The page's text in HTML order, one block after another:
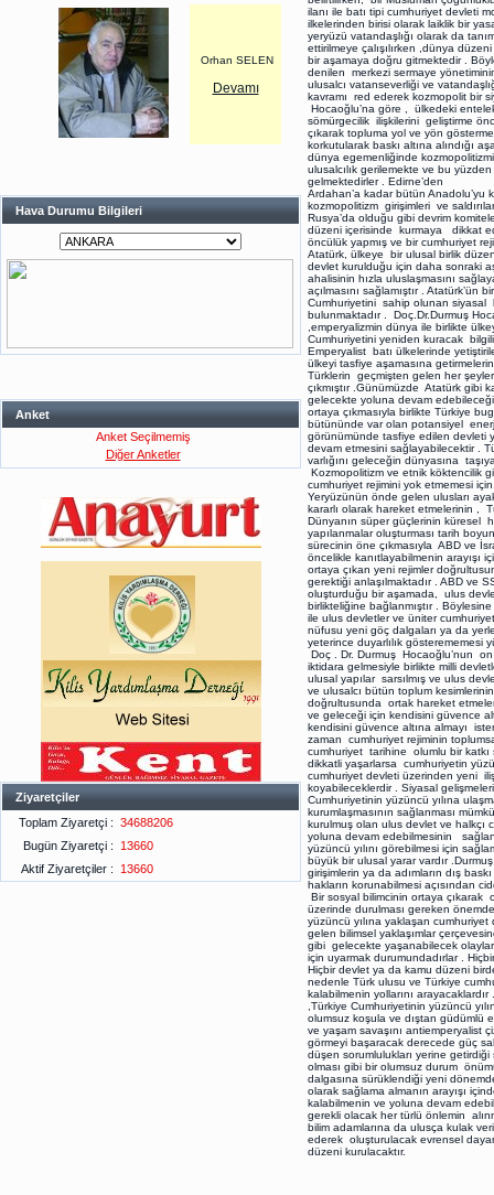
Orhan SELEN
Devamı
Hava Durumu Bilgileri
Anket
Anket Seçilmemiş
Diğer Anketler
Ziyaretçiler
Toplam Ziyaretçi : 34688206
Bugün Ziyaretçi :
13660
Aktif Ziyaretçiler :
13660
ilanı ile batı tipi cumhuriyet devleti
ilkelerinden birisi olarak laiklik bir
yeryüzü vatandaşlığı olarak da
ettirilmeye çalışılırken ,dünya
bir aşamaya doğru gitmektedir .
denilen merkezi sermaye
ulusalcı vatanseverliği ve
kavramı red ederek kozmopolit bir
Hocaoğlu’na göre , ülkedeki
sömürgecilik ilişkilerini geliştirme
çıkarak topluma yol ve yön
korkutularak baskı altına alındığı
dünya egemenliğinde
ulusalcılık gerilemekte ve bu
gelmektedirler . Edirne’den
Ardahan’a kadar bütün
kozmopolitizm girişimleri ve
Rusya’da olduğu gibi devrim
düzeni içerisinde kurmaya dikkat
öncülük yapmış ve bir cumhuriyet
Atatürk, ülkeye bir ulusal birlik
devlet kurulduğu için daha sonraki
ahalisinin hızla uluslaşmasını
açılmasını sağlamıştır .
Cumhuriyetini sahip olunan siyasal
bulunmaktadır . Doç.Dr.Durmuş
,emperyalizmin dünya ile birlikte
Cumhuriyetini yeniden kuracak
Emperyalist batı ülkelerinde
ülkeyi tasfiye aşamasına
Türklerin geçmişten gelen her
çıkmıştır .Günümüzde Atatürk
gelecekte yoluna devam
ortaya çıkmasıyla birlikte Türkiye
bütününde var olan potansiyel
görünümünde tasfiye edilen devleti
devam etmesini sağlayabilecektir .
varlığını geleceğin dünyasına
Kozmopolitizm ve etnik köktencilik
cumhuriyet rejimini yok etmemesi
Yeryüzünün önde gelen ulusları
kararlı olarak hareket etmelerinin ,
Dünyanın süper güçlerinin küresel
yapılanmalar oluşturması tarih
sürecinin öne çıkmasıyla ABD ve
öncelikle kanıtlayabilmenin arayışı
ortaya çıkan yeni rejimler
gerektiği anlaşılmaktadır . ABD ve
oluşturduğu bir aşamada, ulus
birlikteliğine bağlanmıştır .
ile ulus devletler ve üniter
nüfusu yeni göç dalgaları ya da
yeterince duyarlılık
Doç . Dr. Durmuş Hocaoğlu’nun
iktidara gelmesiyle birlikte milli
ulusal yapılar sarsılmış ve ulus
ve ulusalcı bütün toplum
doğrultusunda ortak hareket
ve geleceği için kendisini güvence
kendisini güvence altına almayı
zaman cumhuriyet rejiminin
cumhuriyet tarihine olumlu bir katkı
dikkatli yaşarlarsa cumhuriyetin
cumhuriyet devleti üzerinden yeni
koyabileceklerdir . Siyasal
Cumhuriyetinin yüzüncü yılına
kurumlaşmasının sağlanması
kurulmuş olan ulus devlet ve
yoluna devam edebilmesinin
yüzüncü yılını görebilmesi için
büyük bir ulusal yarar vardır
girişimlerin ya da adımların dış baskı
hakların korunabilmesi açısından
Bir sosyal bilimcinin ortaya çıkarak
üzerinde durulması gereken
yüzüncü yılına yaklaşan
gelen bilimsel yaklaşımlar
gibi gelecekte yaşanabilecek
için uyarmak durumundadırlar .
Hiçbir devlet ya da kamu düzeni
nedenle Türk ulusu ve Türkiye
kalabilmenin yollarını
,Türkiye Cumhuriyetinin yüzüncü
olumsuz koşula ve dıştan
ve yaşam savaşını antiemperyalist
görmeyi başaracak derecede güç
düşen sorumlulukları yerine
olması gibi bir olumsuz durum
dalgasına sürüklendiği yeni
olarak sağlama almanın arayışı
kalabilmenin ve yoluna devam
gerekli olacak her türlü önlemin
bilim adamlarına da ulusça kulak
ederek oluşturulacak evrensel
düzeni kurulacaktır.